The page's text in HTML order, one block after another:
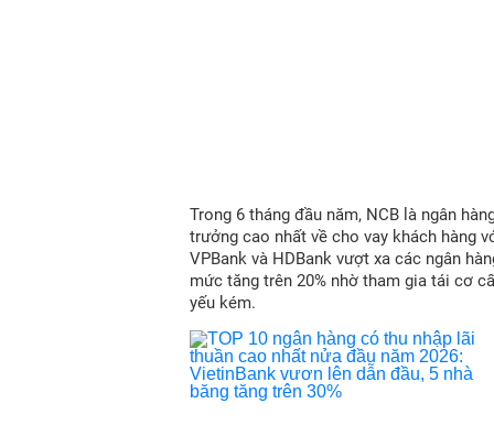
Trong 6 tháng đầu năm, NCB là ngân
trưởng cao nhất về cho vay khách hàng
VPBank và HDBank vượt xa các ngân
mức tăng trên 20% nhờ tham gia tái cơ
yếu kém.